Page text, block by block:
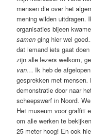
mensen die over het
mening wilden uitdragen.
organisaties bijeen
samen ging hier wel
dat iemand iets gaat
zijn alle lezers welkom,
van… Ik heb de
gesprekken met mensen.
demonstratie door naar
scheepswerf in Noord.
Het museum voor graffiti
om alle werken te
25 meter hoog! En ook